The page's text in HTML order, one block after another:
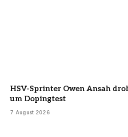
HSV-Sprinter Owen Ansah
um Dopingtest
7 August 2026